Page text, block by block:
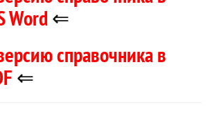
Word⇐
справочника в
⇐